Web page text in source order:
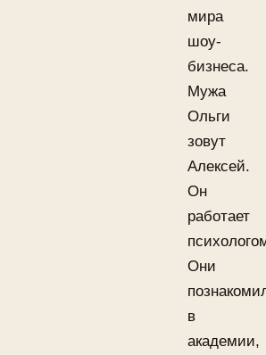
мира
шоу-
бизнеса.
Мужа
Ольги
зовут
Алексей.
Он
работает
Они
в
академии,